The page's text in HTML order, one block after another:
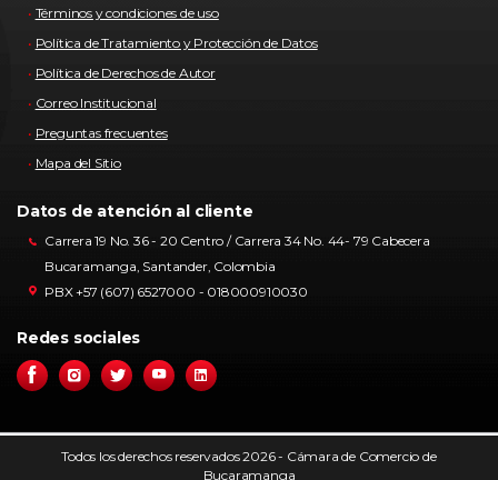
Términos y condiciones de uso
Política de Tratamiento y Protección de Datos
Política de Derechos de Autor
Correo Institucional
Preguntas frecuentes
Mapa del Sitio
Datos de atención al cliente
Carrera 19 No. 36 - 20 Centro / Carrera 34 No. 44- 79 Cabecera
Bucaramanga, Santander, Colombia
PBX +57 (607) 6527000 - 018000910030
Redes sociales
Todos los derechos reservados 2026 - Cámara de Comercio de
Bucaramanga